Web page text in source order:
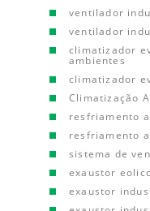
ventilador
ventilador
climatizador
ambientes
climatizador
Climatização
resfriamento
resfriamento
sistema de
exaustor
exaustor